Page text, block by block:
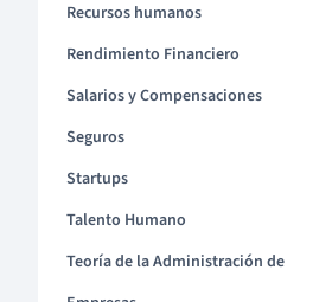
Recursos humanos
Rendimiento Financiero
Salarios y Compensaciones
Seguros
Startups
Talento Humano
Teoría de la Administración de